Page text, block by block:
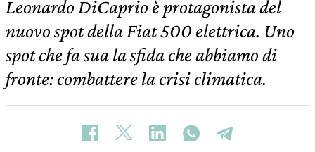
Leonardo DiCaprio è protagonista del
nuovo spot della Fiat 500 elettrica. Uno
spot che fa sua la sfida che abbiamo di
fronte: combattere la crisi climatica.